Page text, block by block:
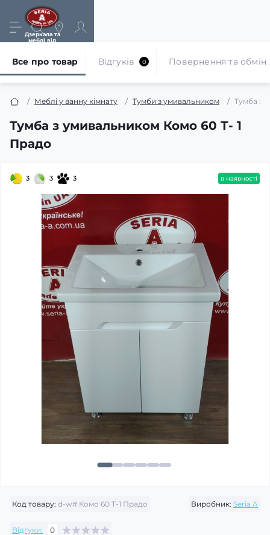
Дзеркала та
меблі від
Меблі у ванну кімнату Тумби з умивальником Тумба з
Тумба з умивальником Комо 60 Т- 1
Прадо
Все про товар Відгуків 0 Повернення та обмін
3 3 3 в наявності
Код товару: d-w# Комо 60 Т-1 Прадо Виробник: Seria A
Відгуки: 0